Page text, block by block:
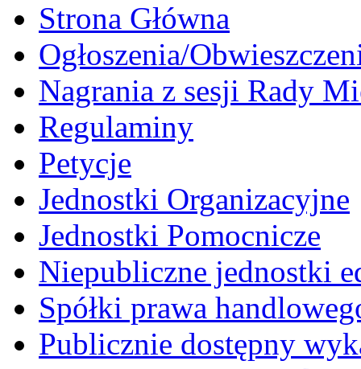
Strona Główna
Ogłoszenia/
Nagrania z sesji Rady
Regulaminy
Petycje
Jednostki Organizacyjne
Jednostki Pomocnicze
Niepubliczne jednostki
Spółki prawa
Publicznie dostępny